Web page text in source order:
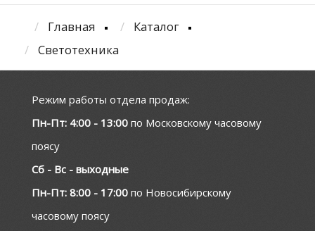
Главная
Каталог
Светотехника
Режим работы отдела продаж:
Пн-Пт: 4:00 - 13:00 по Московскому часовому
поясу
Сб - Вс - выходные
Пн-Пт: 8:00 - 17:00 по Новосибирскому
часовому поясу